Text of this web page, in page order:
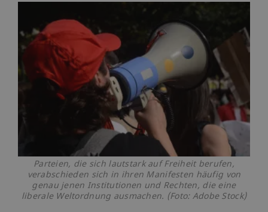
Parteien, die sich lautstark auf Freiheit berufen,
verabschieden sich in ihren Manifesten häufig von
genau jenen Institutionen und Rechten, die eine
liberale Weltordnung ausmachen. (Foto: Adobe Stock)